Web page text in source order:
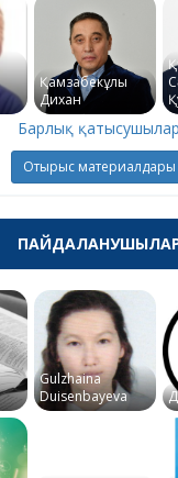
Қамзабекұлы
Дихан
Барлық қатысушылар
Отырыс материалдары
Gulzhaina
Duisenbayeva